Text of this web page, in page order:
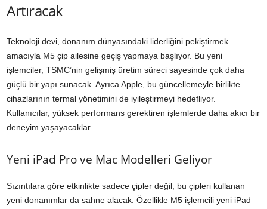
Artıracak
Teknoloji devi, donanım dünyasındaki liderliğini pekiştirmek
amacıyla M5 çip ailesine geçiş yapmaya başlıyor. Bu yeni
işlemciler, TSMC’nin gelişmiş üretim süreci sayesinde çok daha
güçlü bir yapı sunacak. Ayrıca Apple, bu güncellemeyle birlikte
cihazlarının termal yönetimini de iyileştirmeyi hedefliyor.
Kullanıcılar, yüksek performans gerektiren işlemlerde daha akıcı bir
deneyim yaşayacaklar.
Yeni iPad Pro ve Mac Modelleri Geliyor
Sızıntılara göre etkinlikte sadece çipler değil, bu çipleri kullanan
yeni donanımlar da sahne alacak. Özellikle M5 işlemcili yeni iPad